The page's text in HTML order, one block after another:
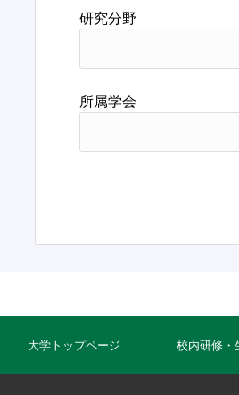
研究分野
所属学会
大学トップページ 校内研修・